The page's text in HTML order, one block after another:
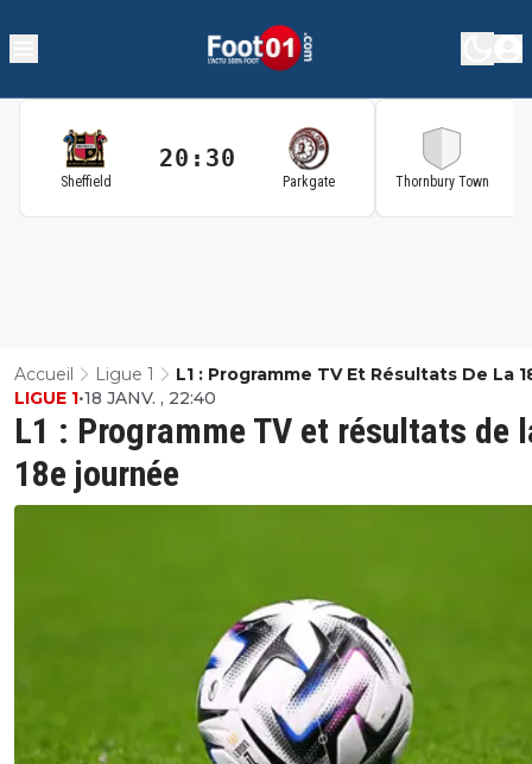
Sheffield
20:30
Parkgate Thornbury Town
Accueil Ligue 1
L1 : Programme TV Et Résultats De La
Journée
L1 : Programme TV et résultats de
18e journée
LIGUE 1•18 JANV. , 22:40